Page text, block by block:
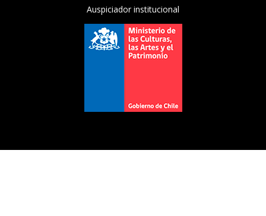
Auspiciador institucional